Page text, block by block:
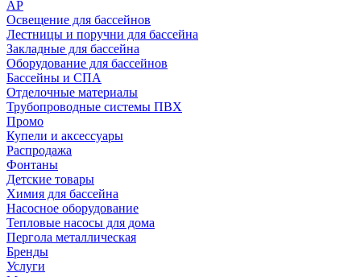
AP
Освещение для бассейнов
Лестницы и поручни для бассейна
Закладные для бассейна
Оборудование для бассейнов
Бассейны и СПА
Отделочные материалы
Трубопроводные системы ПВХ
Промо
Купели и аксессуары
Распродажа
Фонтаны
Детские товары
Химия для бассейна
Насосное оборудование
Тепловые насосы для дома
Пергола металлическая
Бренды
Услуги